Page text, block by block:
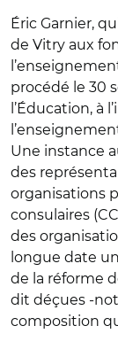
Éric Garnier,
de Vitry aux
procédé le 30
l’Éducation, à
Une instance
des
organisations
consulaires
des
longue date
de la réforme
dit déçues -
composition